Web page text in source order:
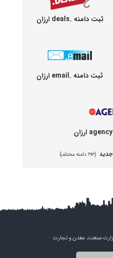
ثبت دامنه .deals ارزان
ثبت دامنه .email ارزان
(۶۱۳ دامنه مختلف)
وزارت صنعت، معدن و تجارت